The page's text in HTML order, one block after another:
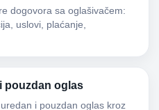
dogovora sa oglašivačem:
uslovi, plaćanje,
pouzdan oglas
i pouzdan oglas kroz